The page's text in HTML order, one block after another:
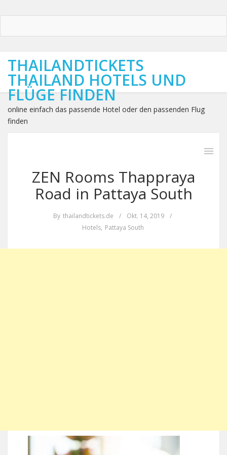
THAILANDTICKETS
THAILAND HOTELS UND
FLÜGE FINDEN
online einfach das passende Hotel oder den passenden Flug
finden
ZEN Rooms Thappraya
Road in Pattaya South
By thailandtickets.de / Okt. 14, 2019
/
Hotels, Pattaya South